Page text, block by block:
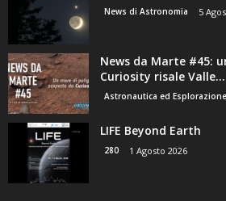
News di Astronomia 5
News da Marte #45:
Curiosity risale Valle...
Astronautica ed
LIFE Beyond Earth
280 1 Agosto 2026